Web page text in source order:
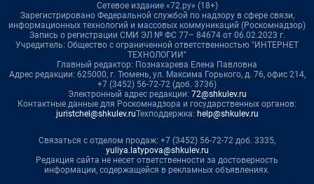
Сетевое издание «72.ру» (18+)
Зарегистрировано Федеральной службой по надзору в сфере связи,
информационных технологий и массовых коммуникаций (Роскомнадзор)
Запись о регистрации СМИ ЭЛ № ФС 77– 84674 от 06.02.2023 г.
Учредитель: Общество с ограниченной ответственностью "ИНТЕРНЕТ
ТЕХНОЛОГИИ"
Главный редактор: Познахарева Елена Павловна
Адрес редакции: 625000, г. Тюмень, ул. Максима Горького, д. 76, офис 214,
+7 (3452) 56-72-72 (доб. 3736)
Электронный адрес редакции: 72@shkulev.ru
Контактные данные для Роскомнадзора и государственных органов:
juristchel@shkulev.ruТехподдержка: help@shkulev.ru
Связаться с отделом продаж: +7 (3452) 56-72-72 доб. 3335,
yuliya.latypova@shkulev.ru
Редакция сайта не несет ответственности за достоверность
информации, содержащейся в рекламных объявлениях.